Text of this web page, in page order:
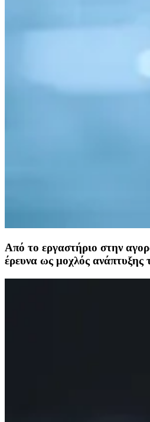
Από το εργαστήριο στην
έρευνα ως μοχλός ανάπτυξης